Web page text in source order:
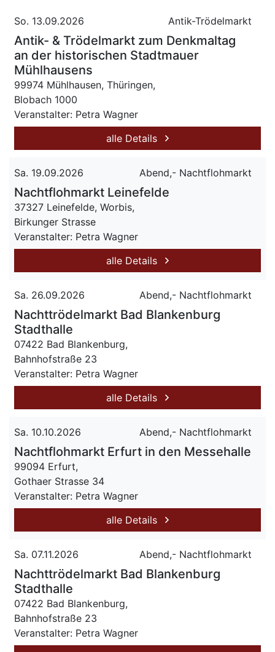
So. 13.09.2026 Antik-Trödelmarkt
Antik- & Trödelmarkt zum Denkmaltag
an der historischen Stadtmauer
Mühlhausens
99974 Mühlhausen, Thüringen,
Blobach 1000
Veranstalter: Petra Wagner
alle Details
Sa. 19.09.2026 Abend,- Nachtflohmarkt
Nachtflohmarkt Leinefelde
37327 Leinefelde, Worbis,
Birkunger Strasse
Veranstalter: Petra Wagner
alle Details
Sa. 26.09.2026 Abend,- Nachtflohmarkt
Nachttrödelmarkt Bad Blankenburg
Stadthalle
07422 Bad Blankenburg,
Bahnhofstraße 23
Veranstalter: Petra Wagner
alle Details
Sa. 10.10.2026 Abend,- Nachtflohmarkt
Nachtflohmarkt Erfurt in den Messehalle
99094 Erfurt,
Gothaer Strasse 34
Veranstalter: Petra Wagner
alle Details
Sa. 07.11.2026 Abend,- Nachtflohmarkt
Nachttrödelmarkt Bad Blankenburg
Stadthalle
07422 Bad Blankenburg,
Bahnhofstraße 23
Veranstalter: Petra Wagner